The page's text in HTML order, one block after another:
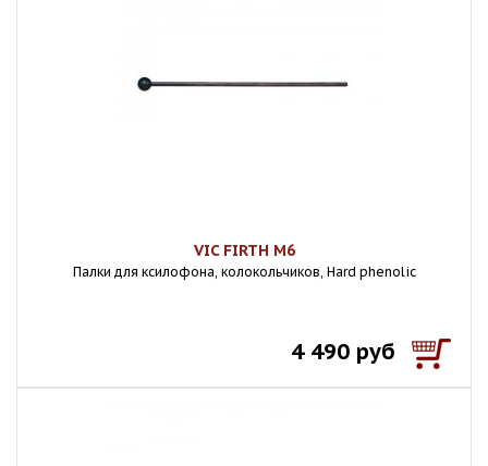
VIC FIRTH M6
Палки для ксилофона, колокольчиков, Hard phenolic
4 490 руб